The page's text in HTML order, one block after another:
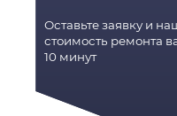
Оставьте заявку и
стоимость ремонта
10 минут